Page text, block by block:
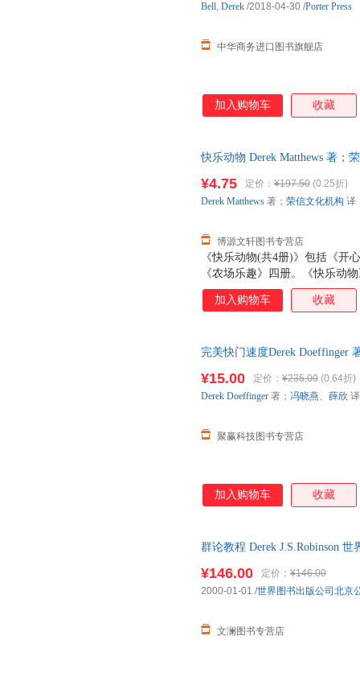
中华商务进口图书旗舰店
Bell, Derek /2018-04-30 /Porter Press
加入购物车 收藏
快乐动物 Derek Matthews 著；
《快乐动物(共4册)》包括《开
《农场乐趣》四册。《快乐动
语的语言活泼生动，饶有童趣
友带着你的小宝宝一起到快乐
个快乐的相遇。它给宝宝主动
转轮跑，小羊嚼起了袜子，大
大狮子眼睛一睁一闭……一幕幕
¥4.75 定价： ¥197.50 (0.25折)
博源文轩图书专营店
Derek Matthews 著； 荣信文化机构 译
加入购物车 收藏
完美快门速度Derek Doeffinger
¥15.00 定价： ¥235.00 (0.64折)
聚赢科技图书专营店
Derek Doeffinger 著； 冯晓燕、 薛欣 译
加入购物车 收藏
群论教程 Derek J.S.Robinson
¥146.00 定价： ¥146.00
文澜图书专营店
2000-01-01 /世界图书出版公司北京